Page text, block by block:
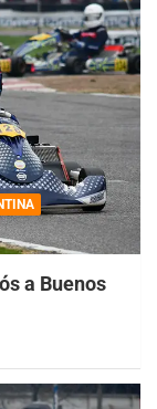
a Buenos